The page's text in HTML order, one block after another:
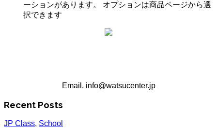
ーションがあります。 オプションは商品ページから選
択できます
Email. info@watsucenter.jp
Recent Posts
JP Class, School